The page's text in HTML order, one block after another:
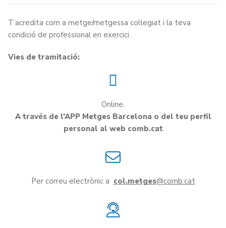
T’acredita com a metge/metgessa col·legiat i la teva
condició de professional en exercici.
Vies de tramitació:
Online.
A través de l’APP Metges Barcelona o del teu perfil
personal al web comb.cat
Per correu electrònic a col.metges